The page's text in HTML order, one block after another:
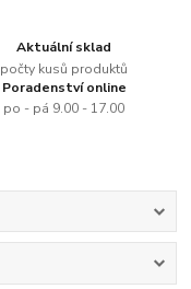
Aktuální sklad
počty kusů produktů
Poradenství online
po - pá 9.00 - 17.00